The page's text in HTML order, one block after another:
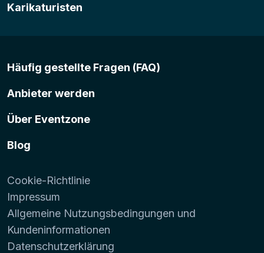
Karikaturisten
Häufig gestellte Fragen (FAQ)
Anbieter werden
Über Eventzone
Blog
Cookie-Richtlinie
Impressum
Allgemeine Nutzungsbedingungen und
Kundeninformationen
Datenschutzerklärung